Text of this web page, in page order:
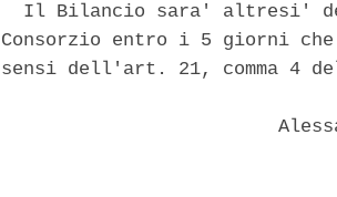
Il Bilancio sara' altresi'
Consorzio entro i 5 giorni
sensi dell'art. 21, comma 4